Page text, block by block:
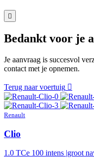
Bedankt voor je
Je aanvraag is succesvol
contact met je opnemen.
Terug naar voertuig
Renault
Clio
1.0 TCe 100 intens |groot